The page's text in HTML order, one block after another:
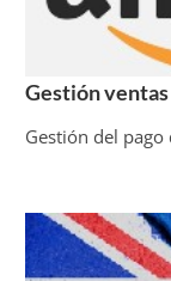
Gestión
Gestión del